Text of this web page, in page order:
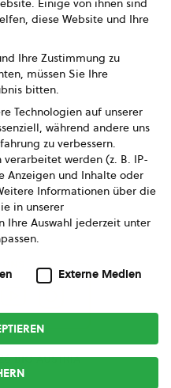
GmbH
bio austria
Einige von ihnen sind
diese Website und Ihre
Ihre Zustimmung zu
müssen Sie Ihre
bitten.
Technologien auf unserer
während andere uns
zu verbessern.
verarbeitet werden (z. B. IP-
Anzeigen und Inhalte oder
Informationen über die
in unserer
Ihre Auswahl jederzeit unter
Externe Medien